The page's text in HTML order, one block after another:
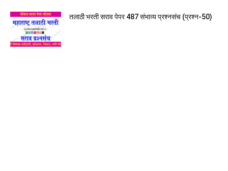
तलाठी भरती सराव पेपर 487 संभाव्य प्रश्नसंच (प्रश्न-50)